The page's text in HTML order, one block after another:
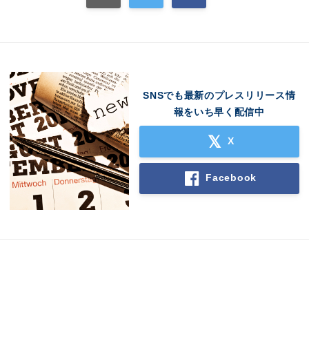
SNSでも最新のプレスリリース情
報をいち早く配信中
X
Facebook
English